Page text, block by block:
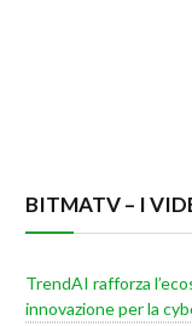
BITMATV – I
TrendAI rafforza
innovazione per la